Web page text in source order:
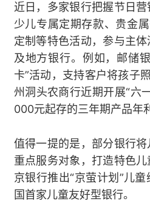
近日，多家银行把握节日
少儿专属定期存款、贵金
定制等特色活动，参与主
及地方银行。例如，邮储
卡”活动，支持客户将孩子
州洞头农商行近期开展“六
000元起存的三年期产品年
值得一提的是，部分银行
重点服务对象，打造特色
京银行推出“京萤计划”儿
国首家儿童友好型银行。